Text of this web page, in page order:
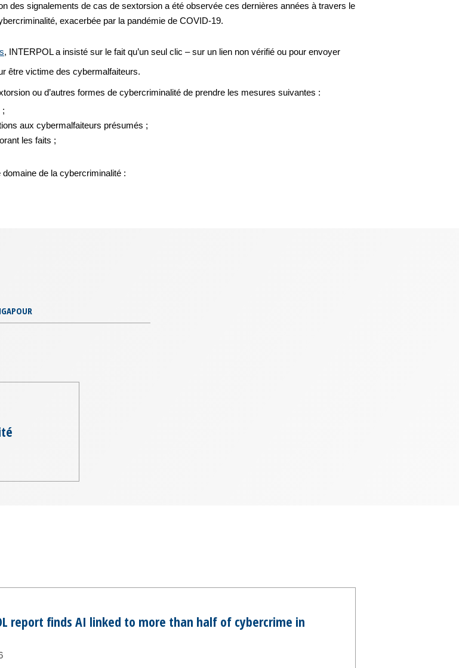
des signalements de cas de sextorsion a été observée ces dernières années à travers le
exacerbée par la pandémie de COVID-19.
, INTERPOL a insisté sur le fait qu’un seul clic – sur un lien non vérifié ou pour envoyer
être victime des cybermalfaiteurs.
ou d’autres formes de cybercriminalité de prendre les mesures suivantes :
;
aux cybermalfaiteurs présumés ;
les faits ;
de la cybercriminalité :
report finds AI linked to more than half of cybercrime in